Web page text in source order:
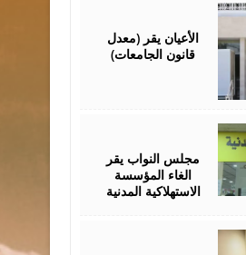
الأعيان يقر (معدل
قانون الجامعات)
مجلس النواب يقر
الغاء المؤسسة
الاستهلاكية المدنية